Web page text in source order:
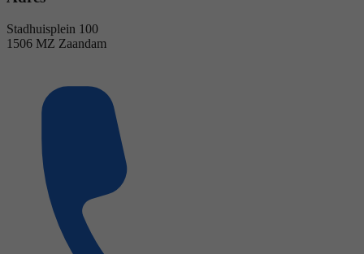
Stadhuisplein 100
1506 MZ Zaandam